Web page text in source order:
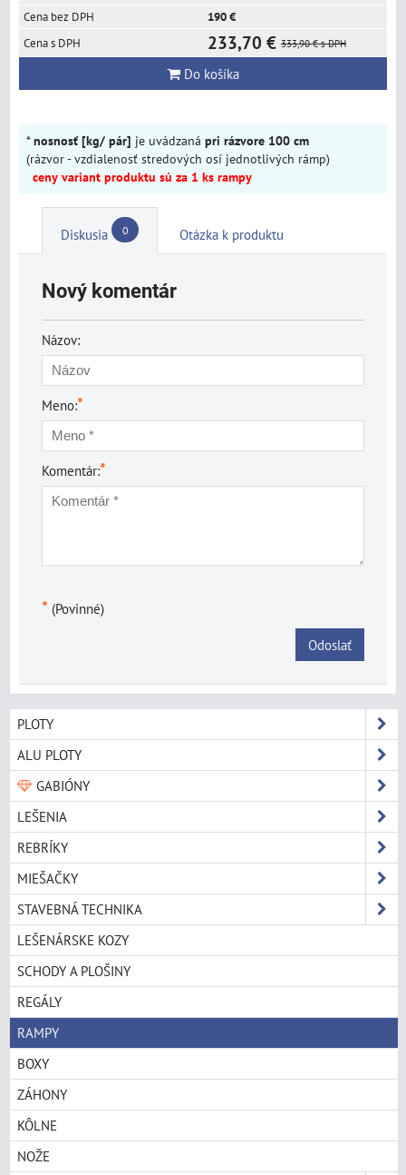
190 €
233,70 € 333,90 € s DPH
Do košíka
*nosnosť [kg/ pár] je uvádzaná pri rázvore 100 cm
(rázvor - vzdialenosť stredových osí jednotlivých rámp)
ceny variant produktu sú za 1 ks rampy
Diskusia 0 Otázka k produktu
Nový komentár
Názov:
Meno:*
Komentár:*
* (Povinné)
Odoslať
PLOTY
ALU PLOTY
GABIÓNY
LEŠENIA
REBRÍKY
MIEŠAČKY
STAVEBNÁ TECHNIKA
LEŠENÁRSKE KOZY
SCHODY A PLOŠINY
REGÁLY
RAMPY
BOXY
ZÁHONY
KÔLNE
NOŽE